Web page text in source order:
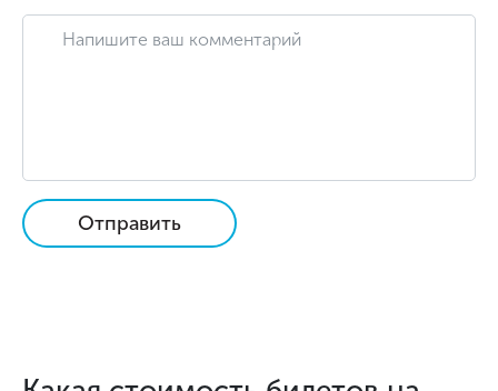
Отправить